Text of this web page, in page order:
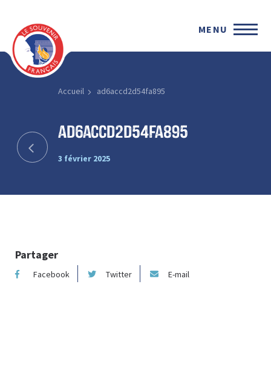
MENU
Accueil ad6accd2d54fa895
ad6accd2d54fa895
3 février 2025
Partager
Facebook Twitter E-mail